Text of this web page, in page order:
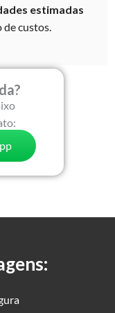
estimadas
de custos.